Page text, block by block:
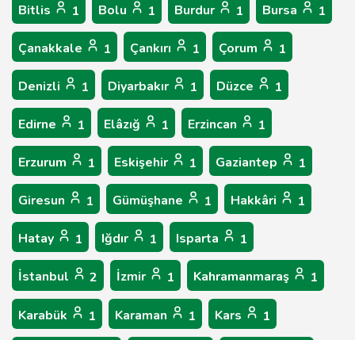
Bitlis 1 Bolu 1 Burdur 1 Bursa 1
Çanakkale 1 Çankırı 1 Çorum 1
Denizli 1 Diyarbakır 1 Düzce 1
Edirne 1 Elâzığ 1 Erzincan 1
Erzurum 1 Eskişehir 1 Gaziantep 1
Giresun 1 Gümüşhane 1 Hakkâri 1
Hatay 1 Iğdır 1 Isparta 1
İstanbul 2 İzmir 1 Kahramanmaraş 1
Karabük 1 Karaman 1 Kars 1